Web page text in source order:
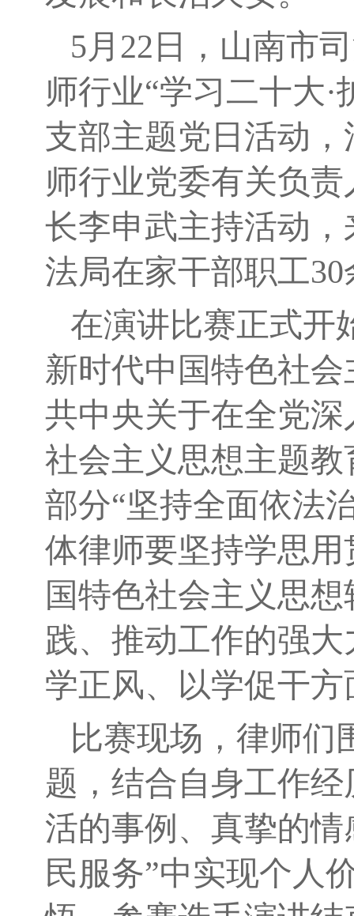
5月22日，山南市
师行业“学习二十大
支部主题党日活动
师行业党委有关负
长李申武主持活动
法局在家干部职工
在演讲比赛正式开
新时代中国特色社
共中央关于在全党
社会主义思想主题
部分“坚持全面依法
体律师要坚持学思
国特色社会主义思
践、推动工作的强
学正风、以学促干
比赛现场，律师们
题，结合自身工作
活的事例、真挚的
民服务”中实现个人